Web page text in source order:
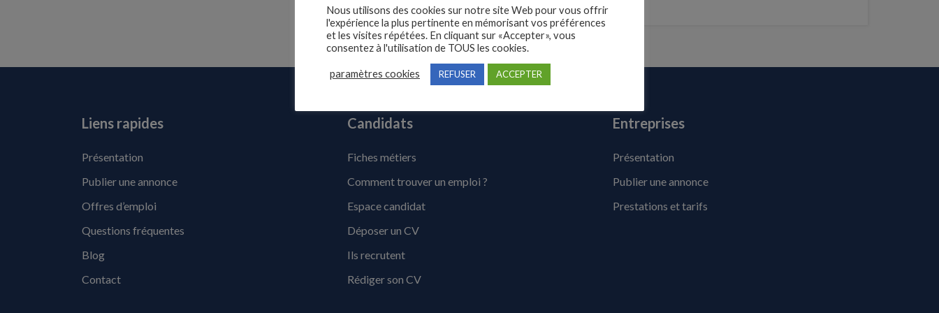
Liens rapides
Présentation
Publier une annonce
Offres d’emploi
Questions fréquentes
Blog
Contact
Candidats
Fiches métiers
Comment trouver un emploi ?
Espace candidat
Déposer un CV
Ils recrutent
Rédiger son CV
Entreprises
Présentation
Publier une annonce
Prestations et tarifs
Nous utilisons des cookies sur notre site Web pour vous offrir
l'expérience la plus pertinente en mémorisant vos préférences
et les visites répétées. En cliquant sur «Accepter», vous
consentez à l'utilisation de TOUS les cookies.
paramètres cookies REFUSER ACCEPTER